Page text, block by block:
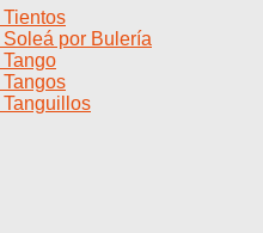
por Bulería